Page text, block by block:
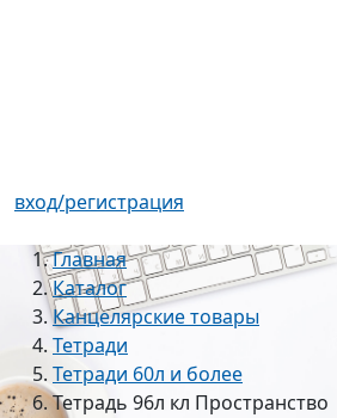
вход/регистрация
Главная
Каталог
Канцелярские товары
Тетради
Тетради 60л и более
Тетрадь 96л кл Пространство